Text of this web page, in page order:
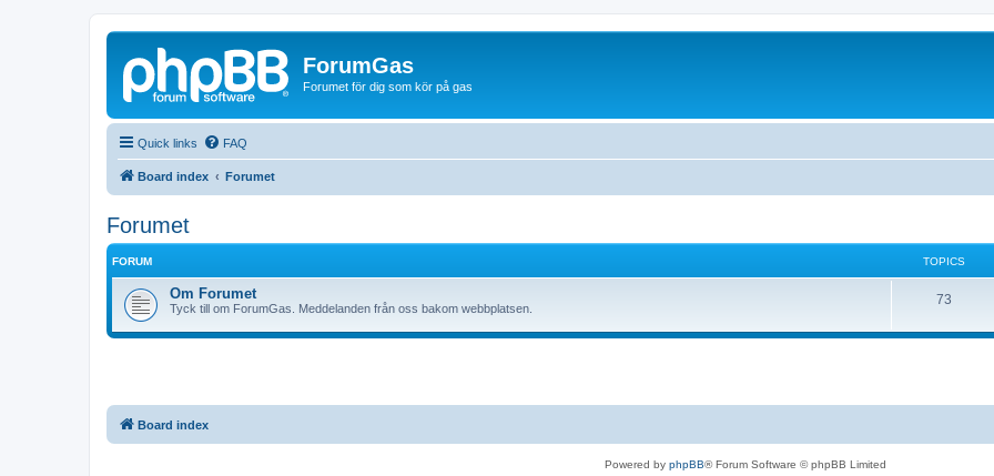
ForumGas
Forumet för dig som kör på gas
Quick links FAQ
Board index Forumet
Forumet
FORUM TOPICS
Om Forumet
Tyck till om ForumGas. Meddelanden från oss bakom webbplatsen.
73
s
Board index
Powered by phpBB® Forum Software © phpBB Limited